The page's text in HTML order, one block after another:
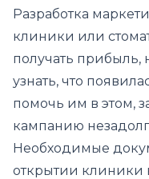
Разработка
клиники или
получать прибыль,
узнать, что
помочь им в этом,
кампанию
Необходимые
открытии клиники